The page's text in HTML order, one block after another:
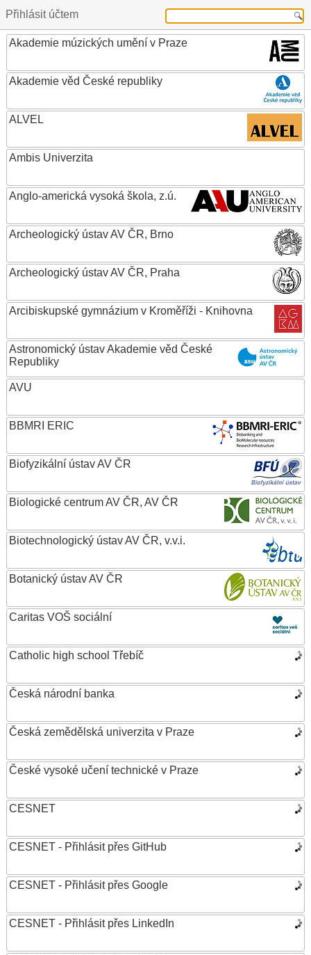
Přihlásit účtem
Akademie múzických umění v Praze
Akademie věd České republiky
ALVEL
Ambis Univerzita
Anglo-americká vysoká škola, z.ú.
Archeologický ústav AV ČR, Brno
Archeologický ústav AV ČR, Praha
Arcibiskupské gymnázium v Kroměříži - Knihovna
Astronomický ústav Akademie věd České
Republiky
AVU
BBMRI ERIC
Biofyzikální ústav AV ČR
Biologické centrum AV ČR, AV ČR
Biotechnologický ústav AV ČR, v.v.i.
Botanický ústav AV ČR
Caritas VOŠ sociální
Catholic high school Třebíč
Česká národní banka
Česká zemědělská univerzita v Praze
České vysoké učení technické v Praze
CESNET
CESNET - Přihlásit přes GitHub
CESNET - Přihlásit přes Google
CESNET - Přihlásit přes LinkedIn